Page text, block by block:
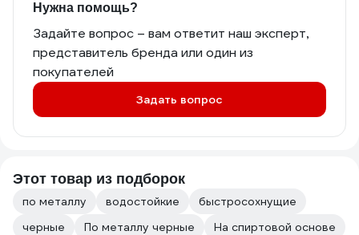
Нужна помощь?
Задайте вопрос – вам ответит наш эксперт,
представитель бренда или один из
покупателей
Задать вопрос
Этот товар из подборок
по металлу водостойкие
быстросохнущие
черные
По металлу черные
На спиртовой основе